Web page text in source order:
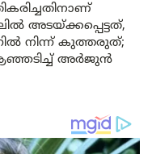
അടയ്ക്കപ്പെട്ടത്,
നിന്ന് കുത്തരുത്;
അർജുൻ